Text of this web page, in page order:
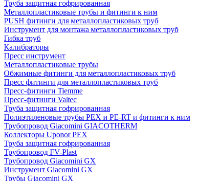
Труба защитная гофрированная
Металлопластиковые трубы и фитинги к ним
PUSH фитинги для металлопластиковых труб
Инструмент для монтажа металлопластиковых труб
Гибка труб
Калибраторы
Пресс инструмент
Металлопластиковые трубы
Обжимные фитинги для металлопластиковых труб
Пресс фитинги для металлопластиковых труб
Пресс-фитинги Tiemme
Пресс-фитинги Valtec
Труба защитная гофрированная
Полиэтиленовые трубы PEX и PE-RT и фитинги к ним
Трубопровод Giacomini GIACOTHERM
Коллекторы Uponor PEX
Труба защитная гофрированная
Трубопровод FV-Plast
Трубопровод Giacomini GX
Инструмент Giacomini GX
Трубы Giacomini GX